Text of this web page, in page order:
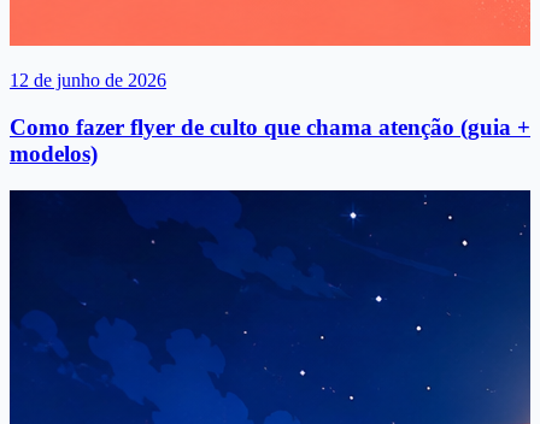
12 de junho de 2026
Como fazer flyer de culto que chama atenção (guia +
modelos)